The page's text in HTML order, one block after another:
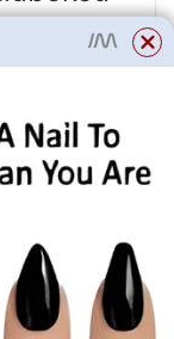
jsou
pro